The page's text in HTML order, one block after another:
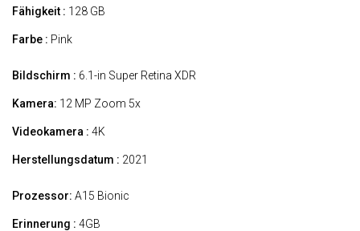
Fähigkeit : 128 GB
Farbe : Pink
Bildschirm : 6.1-in Super Retina XDR
Kamera: 12 MP Zoom 5x
Videokamera : 4K
Herstellungsdatum : 2021
Prozessor: A15 Bionic
Erinnerung : 4GB